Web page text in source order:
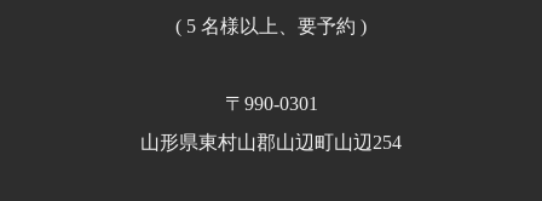
( 5 名様以上、要予約 )
〒990-0301
山形県東村山郡山辺町山辺254